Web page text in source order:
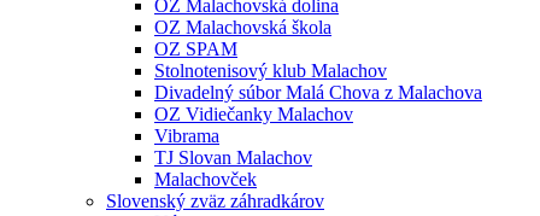
OZ Malachovská dolina
OZ Malachovská škola
OZ SPAM
Stolnotenisový klub Malachov
Divadelný súbor Malá Chova z Malachova
OZ Vidiečanky Malachov
Vibrama
TJ Slovan Malachov
Malachovček
Slovenský zväz záhradkárov